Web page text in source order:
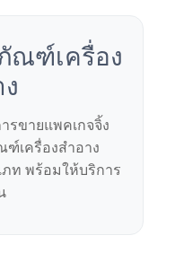
ณฑ์เครื่อง
รขายแพคเกจจิ้ง
เครื่องสำอาง
ท พร้อมให้บริการ